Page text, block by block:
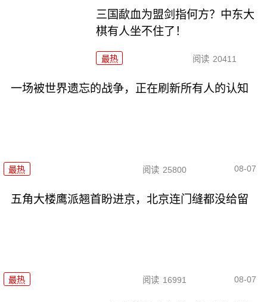
三国歃血为盟剑指何方？中东大
棋有人坐不住了！
最热 阅读 20411
一场被世界遗忘的战争，正在刷新所有人的认知
最热 阅读 25800 08-07
五角大楼鹰派翘首盼进京，北京连门缝都没给留
最热 阅读 16991 08-07